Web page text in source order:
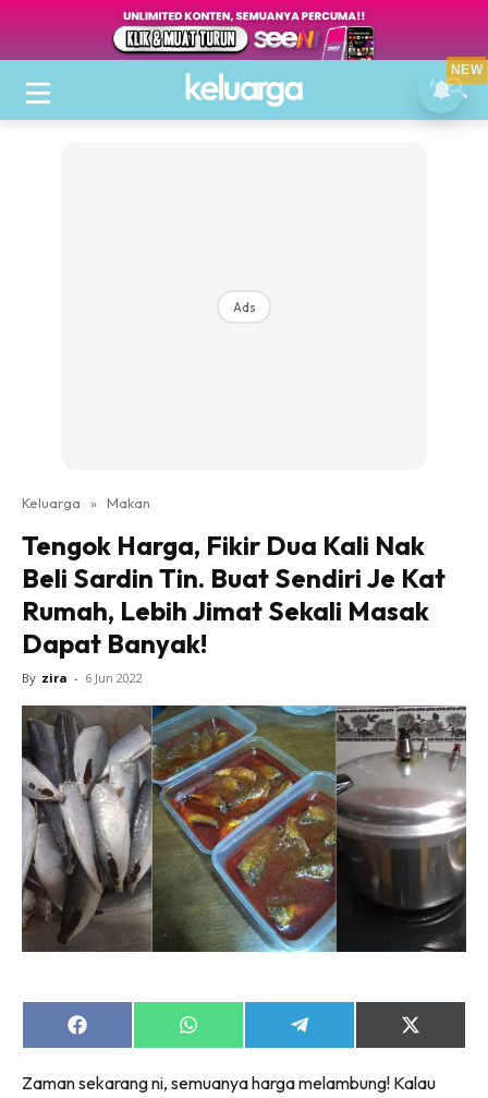
Ads
Keluarga » Makan
Tengok Harga, Fikir Dua Kali Nak
Beli Sardin Tin. Buat Sendiri Je Kat
Rumah, Lebih Jimat Sekali Masak
Dapat Banyak!
By zira - 6 Jun 2022
Share
on
Share
on
Share
on
Share
on
(Twitter)
Zaman sekarang ni, semuanya harga melambung! Kalau
NEW